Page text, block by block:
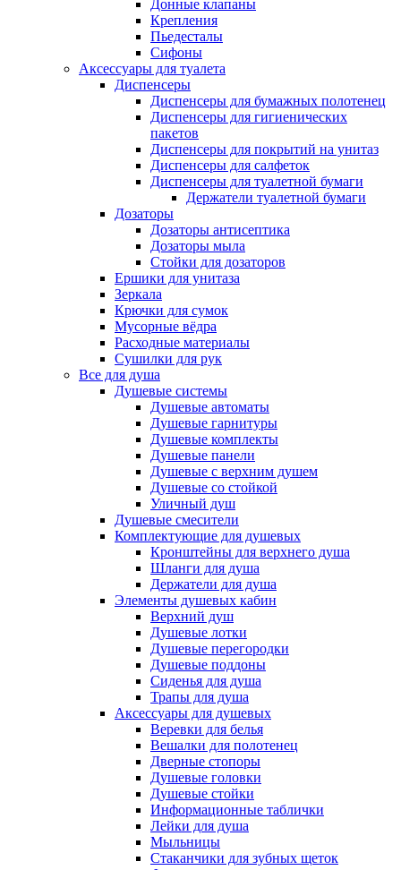
Донные клапаны
Крепления
Пьедесталы
Сифоны
Аксессуары для туалета
Диспенсеры
Диспенсеры для бумажных полотенец
Диспенсеры для гигиенических
пакетов
Диспенсеры для покрытий на унитаз
Диспенсеры для салфеток
Диспенсеры для туалетной бумаги
Держатели туалетной бумаги
Дозаторы
Дозаторы антисептика
Дозаторы мыла
Стойки для дозаторов
Ершики для унитаза
Зеркала
Крючки для сумок
Мусорные вёдра
Расходные материалы
Сушилки для рук
Все для душа
Душевые системы
Душевые автоматы
Душевые гарнитуры
Душевые комплекты
Душевые панели
Душевые с верхним душем
Душевые со стойкой
Уличный душ
Душевые смесители
Комплектующие для душевых
Кронштейны для верхнего душа
Шланги для душа
Держатели для душа
Элементы душевых кабин
Верхний душ
Душевые лотки
Душевые перегородки
Душевые поддоны
Сиденья для душа
Трапы для душа
Аксессуары для душевых
Веревки для белья
Вешалки для полотенец
Дверные стопоры
Душевые головки
Душевые стойки
Информационные таблички
Лейки для душа
Мыльницы
Стаканчики для зубных щеток